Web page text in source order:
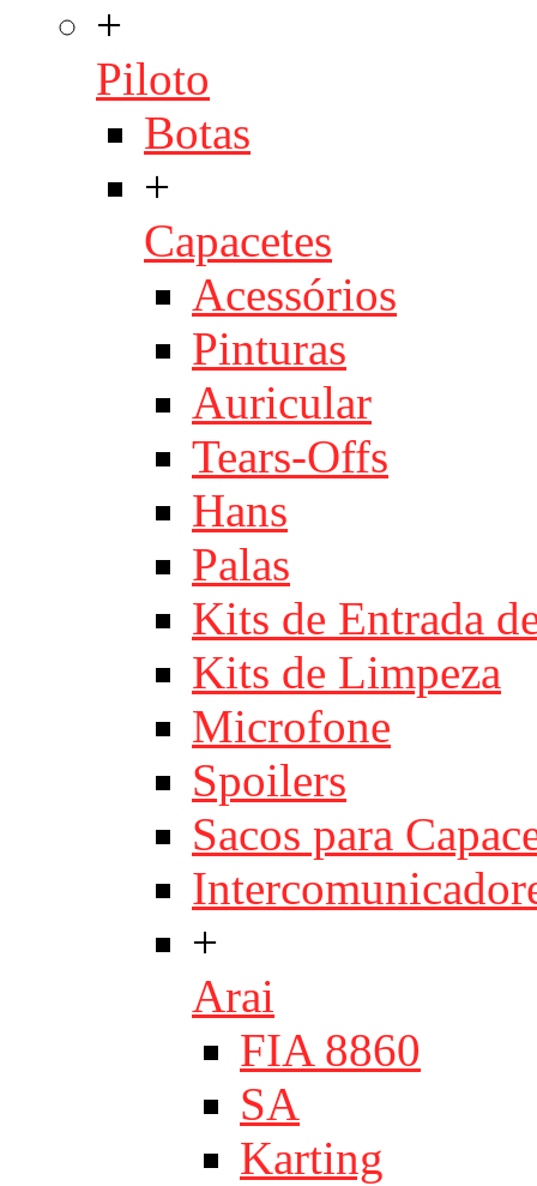
+
Piloto
Botas
+
Capacetes
Acessórios
Pinturas
Auricular
Tears-Offs
Hans
Palas
Kits de Entrada
Kits de Limpeza
Microfone
Spoilers
Sacos para
+
Arai
FIA 8860
SA
Karting